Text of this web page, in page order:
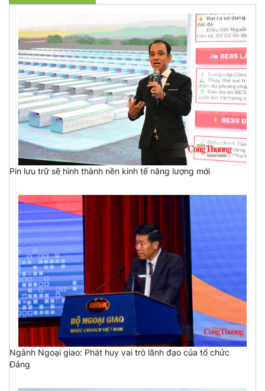
Pin lưu trữ sẽ hình thành nền kinh tế năng lượng mới
Ngành Ngoại giao: Phát huy vai trò lãnh đạo của tổ chức
Đảng